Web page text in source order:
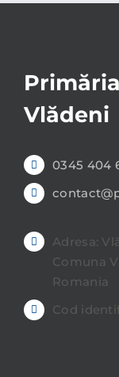
Vlădeni
0345 404
Adresa:
Comuna
Romania
Cod